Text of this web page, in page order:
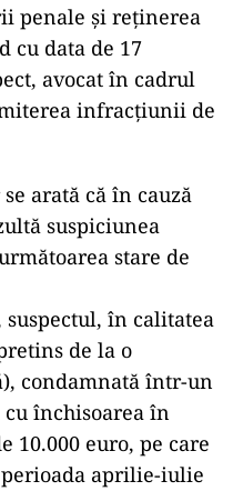
penale și reținerea
cu data de 17
avocat în cadrul
infracțiunii de
arată că în cauză
suspiciunea
stare de
în calitatea
de la o
condamnată într-un
cu închisoarea în
10.000 euro, pe care
aprilie-iulie